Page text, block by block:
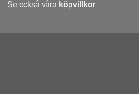
Se också våra köpvillkor